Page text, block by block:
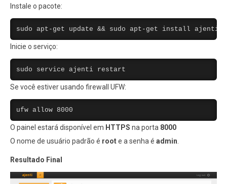
Instale o pacote:
sudo apt-get update && sudo apt-get install ajenti
Inicie o serviço:
sudo service ajenti restart
Se você estiver usando firewall UFW:
ufw allow 8000
O painel estará disponível em HTTPS na porta 8000
O nome de usuário padrão é roote a senha é admin
Resultado Final